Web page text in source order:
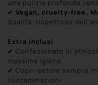
una pulizia profonda
✔ Vegan, cruelty-free,
qualità, rispettoso
Extra inclusi
✔ Confezionato in
massima igiene.
✔ Copri-setole sempre
contaminazioni.